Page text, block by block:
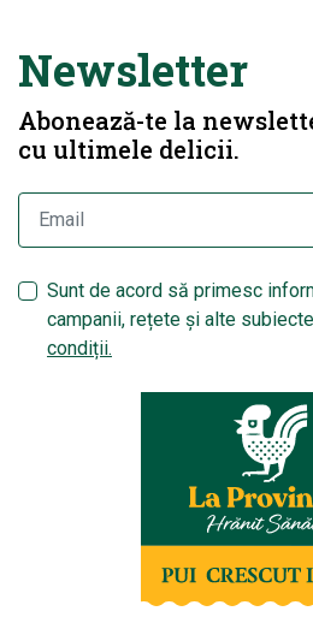
Newsletter
Abonează-te la
cu ultimele delicii.
Sunt de acord să primesc
campanii, rețete și alte
condiții.